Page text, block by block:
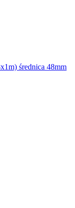
średnica 48mm